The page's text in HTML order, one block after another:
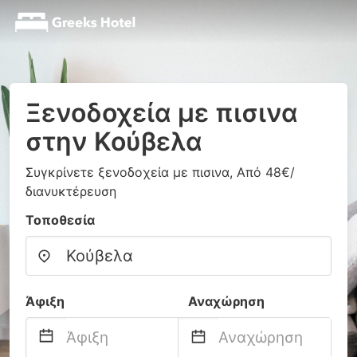
Ξενοδοχεία με πισινα
στην Κούβελα
Συγκρίνετε ξενοδοχεία με πισινα, Από 48€/
διανυκτέρευση
Τοποθεσία
Άφιξη Αναχώρηση